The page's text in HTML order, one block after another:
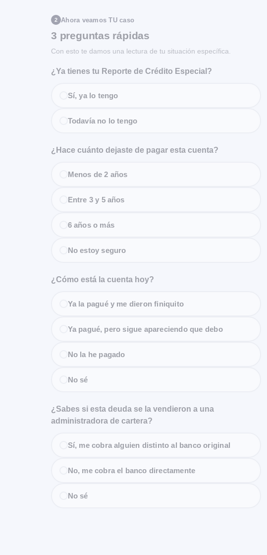
2 Ahora veamos TU caso
3 preguntas rápidas
Con esto te damos una lectura de tu situación específica.
¿Ya tienes tu Reporte de Crédito Especial?
Sí, ya lo tengo
Todavía no lo tengo
¿Hace cuánto dejaste de pagar esta cuenta?
Menos de 2 años
Entre 3 y 5 años
6 años o más
No estoy seguro
¿Cómo está la cuenta hoy?
Ya la pagué y me dieron finiquito
Ya pagué, pero sigue apareciendo que debo
No la he pagado
No sé
¿Sabes si esta deuda se la vendieron a una
administradora de cartera?
Sí, me cobra alguien distinto al banco original
No, me cobra el banco directamente
No sé